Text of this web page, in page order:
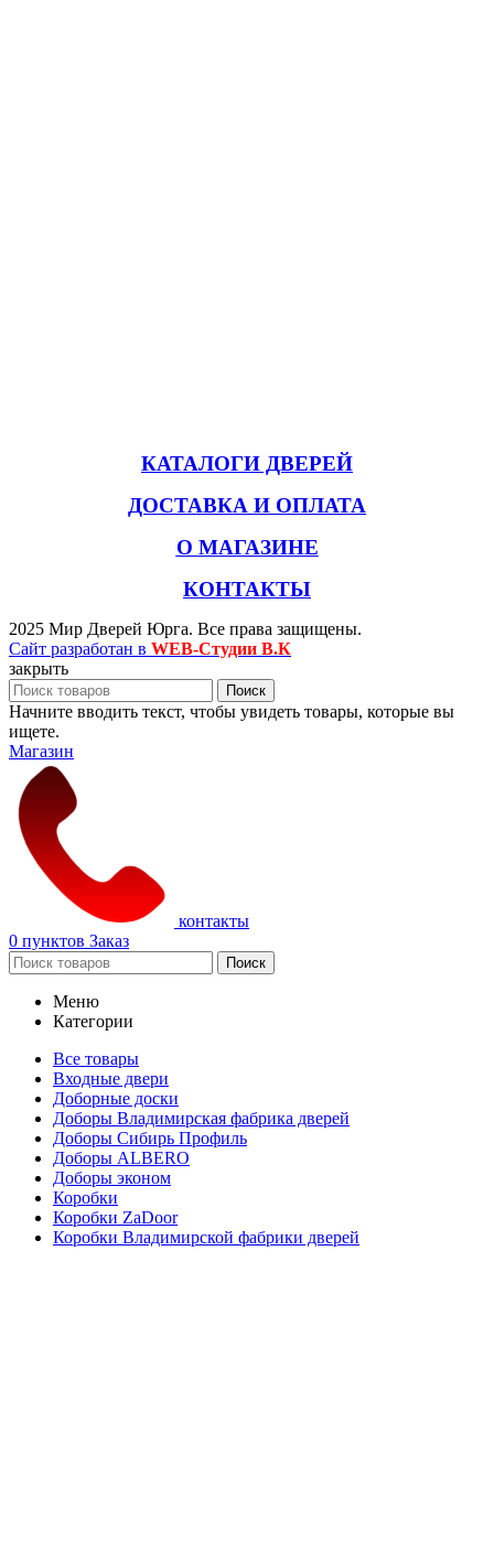
КАТАЛОГИ ДВЕРЕЙ
ДОСТАВКА И ОПЛАТА
О МАГАЗИНЕ
КОНТАКТЫ
2025 Мир Дверей Юрга. Все права защищены.
Сайт разработан в WEB-Студии В.К
закрыть
Поиск
Начните вводить текст, чтобы увидеть товары, которые вы
ищете.
Магазин
контакты
0 пунктов Заказ
Поиск
Меню
Категории
Все товары
Входные двери
Доборные доски
Доборы Владимирская фабрика дверей
Доборы Сибирь Профиль
Доборы ALBERO
Доборы эконом
Коробки
Коробки ZaDoor
Коробки Владимирской фабрики дверей